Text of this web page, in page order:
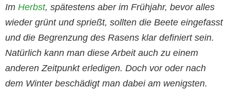
Im Herbst, spätestens aber im Frühjahr, bevor alles
wieder grünt und sprießt, sollten die Beete eingefasst
und die Begrenzung des Rasens klar definiert sein.
Natürlich kann man diese Arbeit auch zu einem
anderen Zeitpunkt erledigen. Doch vor oder nach
dem Winter beschädigt man dabei am wenigsten.